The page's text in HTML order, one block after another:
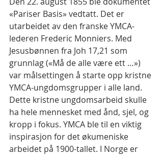
«Pariser Basis» vedtatt. Det er
utarbeidet av den franske YMCA-
lederen Frederic Monniers. Med
Jesusbønnen fra Joh 17,21 som
grunnlag («Må de alle være ett …»)
var målsettingen å starte opp kristne
YMCA-ungdomsgrupper i alle land.
Dette kristne ungdomsarbeid skulle
ha hele mennesket med ånd, sjel, og
kropp i fokus. YMCA ble til en viktig
inspirasjon for det økumeniske
arbeidet på 1900-tallet. I Norge er